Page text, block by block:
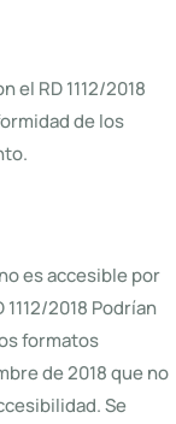
RD 1112/2018
de los
es accesible por
2018 Podrían
formatos
de 2018 que no
Se